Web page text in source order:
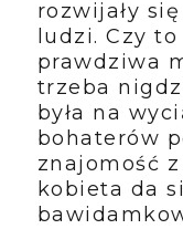
rozwijały
ludzi. Czy to
prawdziwa
trzeba
była na
bohaterów
znajomość
kobieta da